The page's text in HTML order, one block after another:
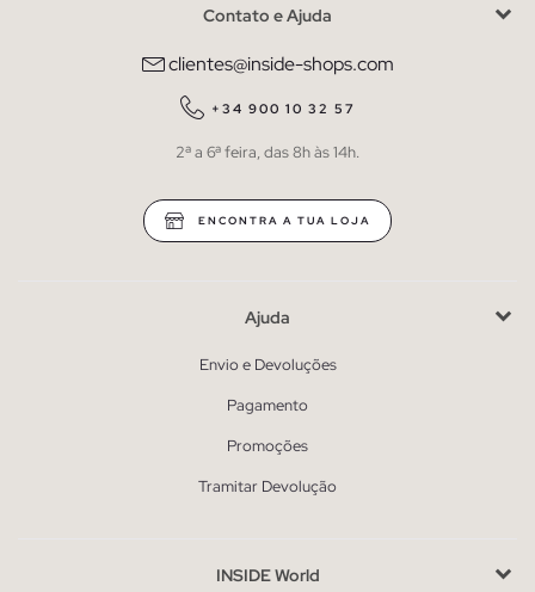
Contato e Ajuda
clientes@inside-shops.com
+34 900 10 32 57
2ª a 6ª feira, das 8h às 14h.
ENCONTRA A TUA LOJA
Ajuda
Envio e Devoluções
Pagamento
Promoções
Tramitar Devolução
INSIDE World